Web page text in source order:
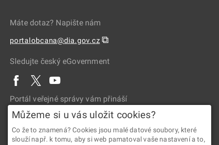
Máte dotaz? Napište nám
portalobcana@dia.gov.cz ⧉
Sledujte český eGovernment
Portál veřejné správy vám přináší
Můžeme si u vás uložit cookies?
Co že to znamená? Cookies jsou malé datové soubory, které
slouží např. k tomu, aby si web pamatoval vaše nastavení a to,